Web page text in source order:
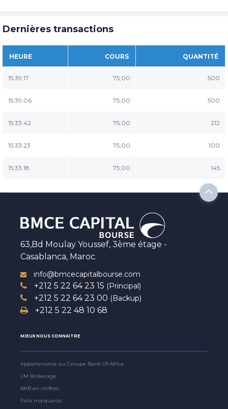
Dernières transactions
HEURE COURS QUANTITÉ
15:39:17 75,00 500
15:39:06 75,00 500
15:33:42 75,00 212
15:33:23 75,00 100
15:33:18 75,00 145
63,Bd Moulay Youssef, 3ème étage -
Casablanca, Maroc.
info@bmcecapitalbourse.com
+212 5 22 64 23 15 (Principal)
+212 5 22 64 23 00 (Backup)
+212 5 22 48 10 68
MIEUX NOUS CONNAITRE
Appartenance au Groupe Bank Of Africa
LM Brokerage
BKB en chiffres
Faits marquants